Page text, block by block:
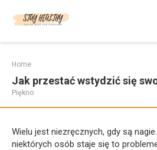
Home
Jak przestać wstydzić się
Piękno
Wielu jest niezręcznych, gdy są
niektórych osób staje się to